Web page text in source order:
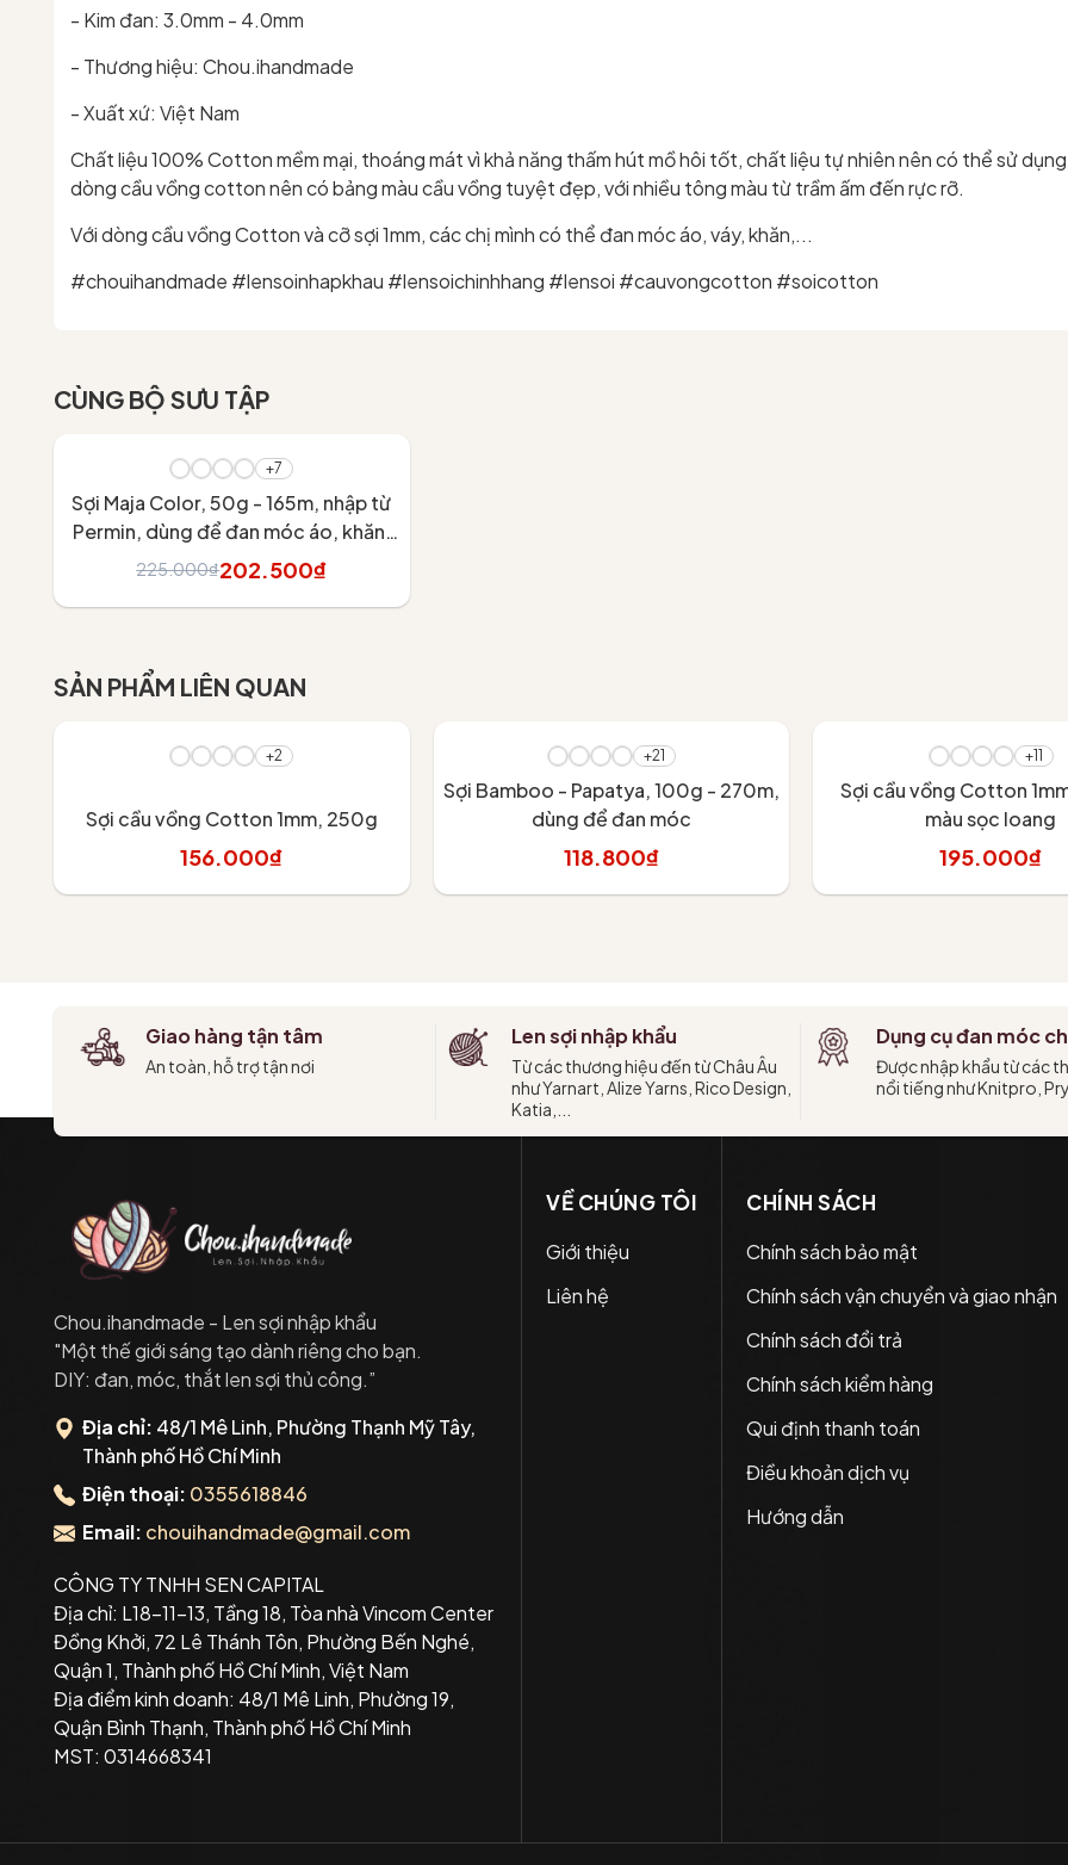
- Kim đan: 3.0mm - 4.0mm
- Thương hiệu: Chou.ihandmade
- Xuất xứ: Việt Nam
Chất liệu 100% Cotton mềm mại, thoáng mát vì khả năng thấm hút mồ hôi tốt, chất liệu tự nhiên nên có thể sử
dòng cầu vồng cotton nên có bảng màu cầu vồng tuyệt đẹp, với nhiều tông màu từ trầm ấm đến rực rỡ.
Với dòng cầu vồng Cotton và cỡ sợi 1mm, các chị mình có thể đan móc áo, váy, khăn,...
#chouihandmade #lensoinhapkhau #lensoichinhhang #lensoi #cauvongcotton #soicotton
CÙNG BỘ SƯU TẬP
+7
Sợi Maja Color, 50g - 165m, nhập từ
Permin, dùng để đan móc áo, khăn,
váy
225.000₫202.500₫
SẢN PHẨM LIÊN QUAN
+2
Sợi cầu vồng Cotton 1mm, 250g
156.000₫
+21
Sợi Bamboo - Papatya, 100g - 270m,
dùng để đan móc
118.800₫
+11
Sợi cầu vồng Cotton
màu sọc loang
195.000₫
Giao hàng tận tâm
An toàn, hỗ trợ tận nơi
Len sợi nhập khẩu
Từ các thương hiệu đến từ Châu Âu
như Yarnart, Alize Yarns, Rico Design,
Katia,...
Dụng cụ đan móc
Được nhập khẩu từ các
nổi tiếng như Knitpro,
Chou.ihandmade - Len sợi nhập khẩu
"Một thế giới sáng tạo dành riêng cho bạn.
DIY: đan, móc, thắt len sợi thủ công.”
Địa chỉ: 48/1 Mê Linh, Phường Thạnh Mỹ Tây,
Thành phố Hồ Chí Minh
Điện thoại: 0355618846
Email: chouihandmade@gmail.com
CÔNG TY TNHH SEN CAPITAL
Địa chỉ: L18-11-13, Tầng 18, Tòa nhà Vincom Center
Đồng Khởi, 72 Lê Thánh Tôn, Phường Bến Nghé,
Quận 1, Thành phố Hồ Chí Minh, Việt Nam
Địa điểm kinh doanh: 48/1 Mê Linh, Phường 19,
Quận Bình Thạnh, Thành phố Hồ Chí Minh
MST: 0314668341
VỀ CHÚNG TÔI
Giới thiệu
Liên hệ
CHÍNH SÁCH
Chính sách bảo mật
Chính sách vận chuyển và giao nhận
Chính sách đổi trả
Chính sách kiểm hàng
Qui định thanh toán
Điều khoản dịch vụ
Hướng dẫn